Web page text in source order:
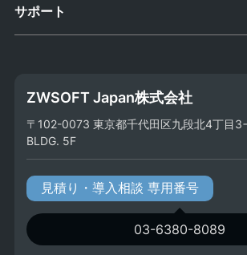
ZWSOFT Japan株式会社
〒102-0073 東京都千代田区九段北4丁目
BLDG. 5F
見積り・導入相談 専用番号
03-6380-8089
サポート